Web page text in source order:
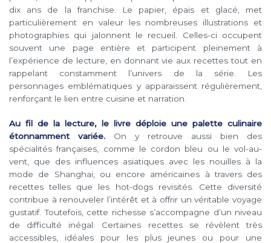
dix ans de la franchise. Le papier, épais et glacé, met
particulièrement en valeur les nombreuses illustrations et
photographies qui jalonnent le recueil. Celles-ci occupent
souvent une page entière et participent pleinement à
l’expérience de lecture, en donnant vie aux recettes tout en
rappelant constamment l’univers de la série. Les
personnages emblématiques y apparaissent régulièrement,
renforçant le lien entre cuisine et narration.
Au fil de la lecture, le livre déploie une palette culinaire
étonnamment variée. On y retrouve aussi bien des
spécialités françaises, comme le cordon bleu ou le vol-au-
vent, que des influences asiatiques avec les nouilles à la
mode de Shanghai, ou encore américaines à travers des
recettes telles que les hot-dogs revisités. Cette diversité
contribue à renouveler l’intérêt et à offrir un véritable voyage
gustatif. Toutefois, cette richesse s’accompagne d’un niveau
de difficulté inégal. Certaines recettes se révèlent très
accessibles, idéales pour les plus jeunes ou pour une